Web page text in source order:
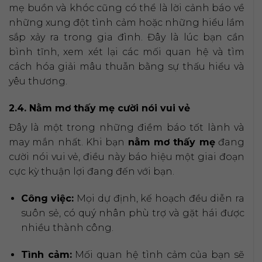
mẹ buồn và khóc cũng có thể là lời cảnh báo về
những xung đột tình cảm hoặc những hiểu lầm
sắp xảy ra trong gia đình. Đây là lúc bạn cần
bình tĩnh, xem xét lại các mối quan hệ và tìm
cách hóa giải mâu thuẫn bằng sự thấu hiểu và
yêu thương.
2.4. Nằm mơ thấy mẹ cười nói vui vẻ
Đây là một trong những điềm báo tốt lành và
may mắn nhất. Khi bạn nằm mơ thấy mẹđang
cười nói vui vẻ, điều này báo hiệu một giai đoạn
cực kỳ thuận lợi đang đến với bạn.
Công việc: Mọi dự định, kế hoạch đều diễn ra
suôn sẻ, có quý nhân phù trợ và gặt hái được
nhiều thành công.
Tình cảm:Mối quan hệ tình cảm của bạn sẽ